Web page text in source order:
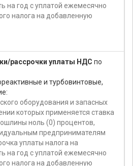
на год с уплатой ежемесячно
налога на добавленную
рассрочки уплаты НДС по
и турбовинтовые,
оборудования и запасных
которых применяется ставка
ноль (0) процентов,
предпринимателям
уплаты налога на
на год с уплатой ежемесячно
налога на добавленную